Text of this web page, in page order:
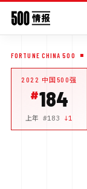
FORTUNE CHINA 500
2022 中国500强
184
上年 #183 ↓1